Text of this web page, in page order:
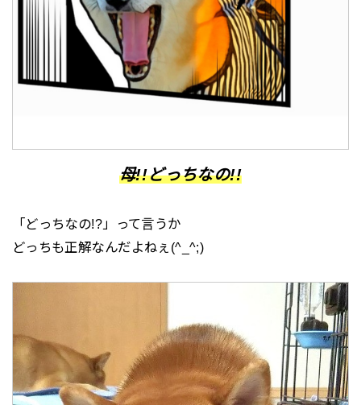
母!!どっちなの!!
「どっちなの!?」って言うか
どっちも正解なんだよねぇ(^_^;)